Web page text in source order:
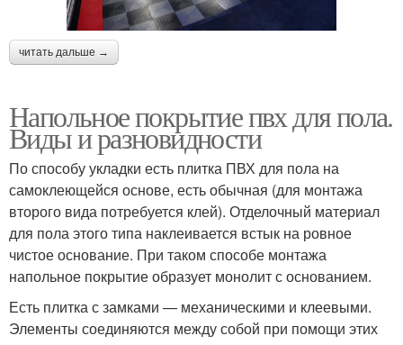
читать дальше →
Напольное покрытие пвх для пола.
Виды и разновидности
По способу укладки есть плитка ПВХ для пола на
самоклеющейся основе, есть обычная (для монтажа
второго вида потребуется клей). Отделочный материал
для пола этого типа наклеивается встык на ровное
чистое основание. При таком способе монтажа
напольное покрытие образует монолит с основанием.
Есть плитка с замками — механическими и клеевыми.
Элементы соединяются между собой при помощи этих